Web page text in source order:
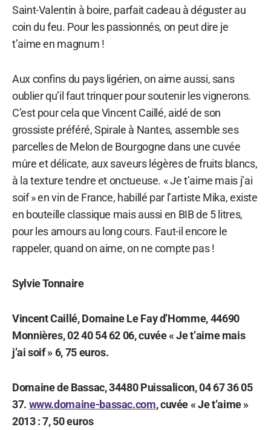
Saint-Valentin à boire, parfait cadeau à déguster au
coin du feu. Pour les passionnés, on peut dire je
t’aime en magnum !
Aux confins du pays ligérien, on aime aussi, sans
oublier qu’il faut trinquer pour soutenir les vignerons.
C’est pour cela que Vincent Caillé, aidé de son
grossiste préféré, Spirale à Nantes, assemble ses
parcelles de Melon de Bourgogne dans une cuvée
mûre et délicate, aux saveurs légères de fruits blancs,
à la texture tendre et onctueuse. « Je t’aime mais j’ai
soif » en vin de France, habillé par l’artiste Mika, existe
en bouteille classique mais aussi en BIB de 5 litres,
pour les amours au long cours. Faut-il encore le
rappeler, quand on aime, on ne compte pas !
Sylvie Tonnaire
Vincent Caillé, Domaine Le Fay d’Homme, 44690
Monnières, 02 40 54 62 06, cuvée « Je t’aime mais
j’ai soif » 6, 75 euros.
Domaine de Bassac, 34480 Puissalicon, 04 67 36 05
37. www.domaine-bassac.com, cuvée « Je t’aime »
2013 : 7, 50 euros